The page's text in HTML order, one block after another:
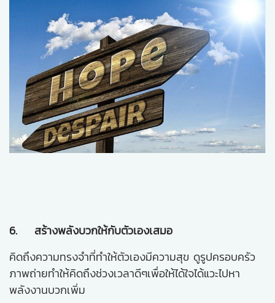
6. สร้างพลังบวกให้กับตัวเองเสมอ
คิดถึงความทรงจำที่ทำให้ตัวเองมีความสุข ดูรูปครอบครัว
ภาพถ่ายทำให้คิดถึงช่วงเวลาดีๆเพื่อให้ได้ใจได้แวะไปหา
พลังงานบวกเพิ่ม